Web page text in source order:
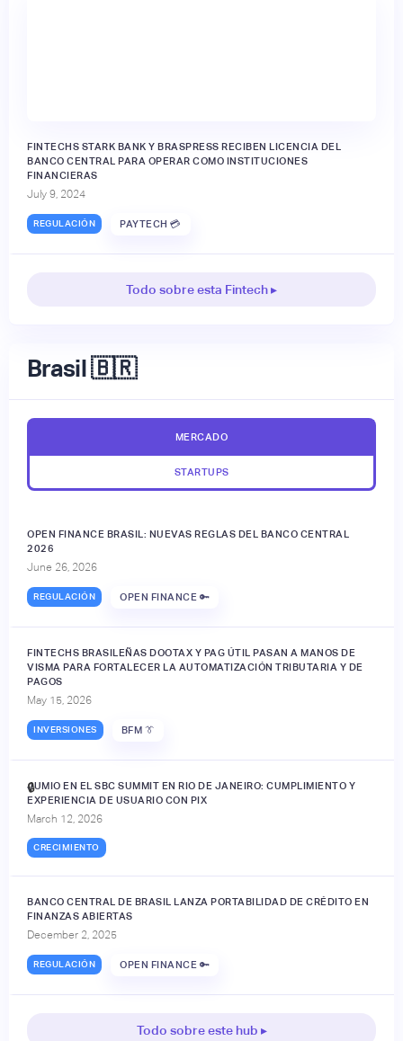
FINTECHS STARK BANK Y BRASPRESS RECIBEN LICENCIA DEL
BANCO CENTRAL PARA OPERAR COMO INSTITUCIONES
FINANCIERAS
July 9, 2024
REGULACIÓN PAYTECH 💳
Todo sobre esta Fintech ▸
Brasil 🇧🇷
MERCADO
STARTUPS
OPEN FINANCE BRASIL: NUEVAS REGLAS DEL BANCO CENTRAL
2026
June 26, 2026
REGULACIÓN OPEN FINANCE 🔑
FINTECHS BRASILEÑAS DOOTAX Y PAG ÚTIL PASAN A MANOS DE
VISMA PARA FORTALECER LA AUTOMATIZACIÓN TRIBUTARIA Y DE
PAGOS
May 15, 2026
INVERSIONES BFM 👔
JUMIO EN EL SBC SUMMIT EN RIO DE JANEIRO: CUMPLIMIENTO Y
EXPERIENCIA DE USUARIO CON PIX
March 12, 2026
CRECIMIENTO
🔒
BANCO CENTRAL DE BRASIL LANZA PORTABILIDAD DE CRÉDITO EN
FINANZAS ABIERTAS
December 2, 2025
REGULACIÓN OPEN FINANCE 🔑
Todo sobre este hub ▸